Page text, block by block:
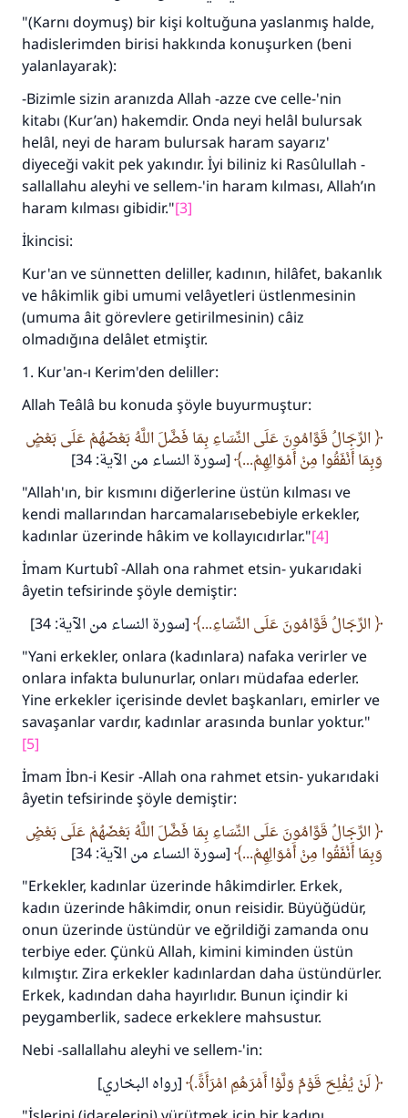
"(Karnı doymuş) bir kişi koltuğuna yaslanmış halde,
hadislerimden birisi hakkında konuşurken (beni
yalanlayarak):
-Bizimle sizin aranızda Allah -azze cve celle-'nin
kitabı (Kur’an) hakemdir. Onda neyi helâl bulursak
helâl, neyi de haram bulursak haram sayarız'
diyeceği vakit pek yakındır. İyi biliniz ki Rasûlullah -
sallallahu aleyhi ve sellem-'in haram kılması, Allah’ın
haram kılması gibidir."[3]
İkincisi:
Kur'an ve sünnetten deliller, kadının, hilâfet, bakanlık
ve hâkimlik gibi umumi velâyetleri üstlenmesinin
(umuma âit görevlere getirilmesinin) câiz
olmadığına delâlet etmiştir.
1. Kur'an-ı Kerim'den deliller:
Allah Teâlâ bu konuda şöyle buyurmuştur:
الرِّجَالُ قَوَّامُونَ عَلَى النِّسَاءِ بِمَا فَضَّلَ اللَّهُ بَعْضَهُمْ عَلَى بَعْضٍ
وَبِمَا أَنْفَقُوا مِنْ أَمْوَالِهِمْ...
[سورة النساء من الآية: 34]
"Allah'ın, bir kısmını diğerlerine üstün kılması ve
kendi mallarından harcamalarısebebiyle erkekler,
kadınlar üzerinde hâkim ve kollayıcıdırlar."[4]
İmam Kurtubî -Allah ona rahmet etsin- yukarıdaki
âyetin tefsirinde şöyle demiştir:
الرِّجَالُ قَوَّامُونَ عَلَى النِّسَاءِ...
[سورة النساء من الآية: 34]
"Yani erkekler, onlara (kadınlara) nafaka verirler ve
onlara infakta bulunurlar, onları müdafaa ederler.
Yine erkekler içerisinde devlet başkanları, emirler ve
savaşanlar vardır, kadınlar arasında bunlar yoktur."
[5]
İmam İbn-i Kesir -Allah ona rahmet etsin- yukarıdaki
âyetin tefsirinde şöyle demiştir:
الرِّجَالُ قَوَّامُونَ عَلَى النِّسَاءِ بِمَا فَضَّلَ اللَّهُ بَعْضَهُمْ عَلَى بَعْضٍ
وَبِمَا أَنْفَقُوا مِنْ أَمْوَالِهِمْ...
[سورة النساء من الآية: 34]
"Erkekler, kadınlar üzerinde hâkimdirler. Erkek,
kadın üzerinde hâkimdir, onun reisidir. Büyüğüdür,
onun üzerinde üstündür ve eğrildiği zamanda onu
terbiye eder. Çünkü Allah, kimini kiminden üstün
kılmıştır. Zira erkekler kadınlardan daha üstündürler.
Erkek, kadından daha hayırlıdır. Bunun içindir ki
peygamberlik, sadece erkeklere mahsustur.
Nebi -sallallahu aleyhi ve sellem-'in:
لَنْ يُفْلِحَ قَوْمٌ وَلَّوْا أَمْرَهُمِ امْرَأَةً.
[رواه البخاري]